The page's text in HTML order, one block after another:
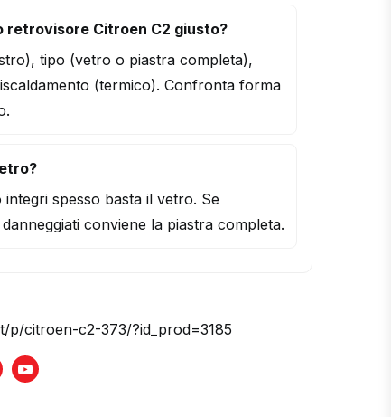
retrovisore Citroen C2 giusto?
tipo (vetro o piastra completa),
(termico). Confronta forma
spesso basta il vetro. Se
conviene la piastra completa.
p/citroen-c2-373/?id_prod=3185
Youtube